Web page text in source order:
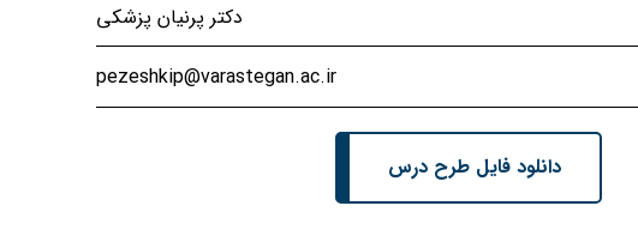
دکتر پرنیان پزشکی
pezeshkip@varastegan.ac.ir
دانلود فایل طرح درس